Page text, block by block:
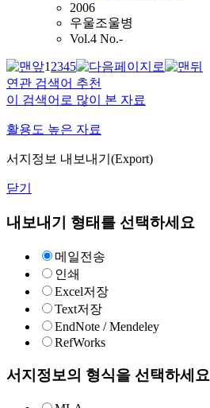
2006
우울조울병
Vol.4 No.-
12345
연관 검색어 추천
이 검색어로 많이 본 자료
활용도 높은 자료
서지정보 내보내기(Export)
닫기
내보내기 형태를 선택하세요
메일전송
인쇄
Excel저장
Text저장
EndNote / Mendeley
RefWorks
서지정보의 형식을 선택하세요